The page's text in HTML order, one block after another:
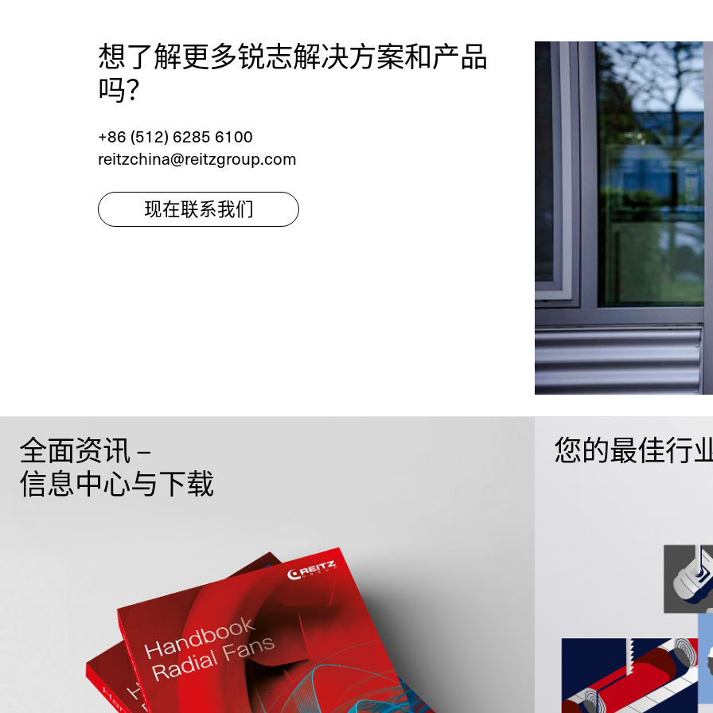
想了解更多锐志解决方案和产品
吗？
+86 (512) 6285 6100
reitzchina@reitzgroup.com
现在联系我们
全面资讯 –
信息中心与下载
您的最佳行
联系我们
欢迎在线提交您的咨询问题。
linkedinyoutubeinstagram
一般问题 新业务